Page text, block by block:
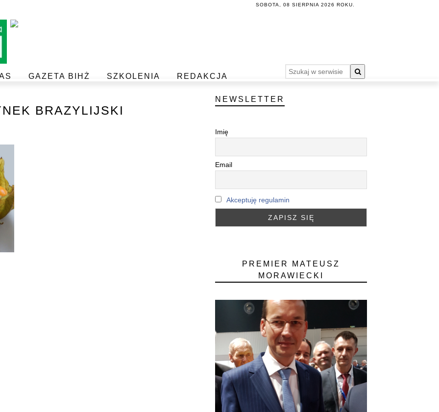
SOBOTA, 08 SIERPNIA 2026 ROKU.
GAZETA BIHŻ SZKOLENIA REDAKCJA
BRAZYLIJSKI
NEWSLETTER
Imię
Email
Akceptuję regulamin
PREMIER MATEUSZ
MORAWIECKI